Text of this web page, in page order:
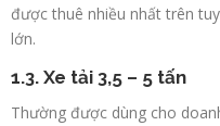
được thuê nhiều nhất trên
lớn.
1.3. Xe tải 3,5 – 5 tấn
Thường được dùng cho